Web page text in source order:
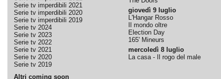
Serie tv imperdibili 2021
Serie tv imperdibili 2020
Serie tv imperdibili 2019
Serie tv 2024
Serie tv 2023
Serie tv 2022
Serie tv 2021
Serie tv 2020
Serie tv 2019
Altri coming soon
giovedì 9 luglio
L'Hangar Rosso
Il mondo oltre
Election Day
165' Mineurs
mercoledì 8 luglio
La casa - Il rogo del male